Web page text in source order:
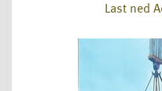
Last ned